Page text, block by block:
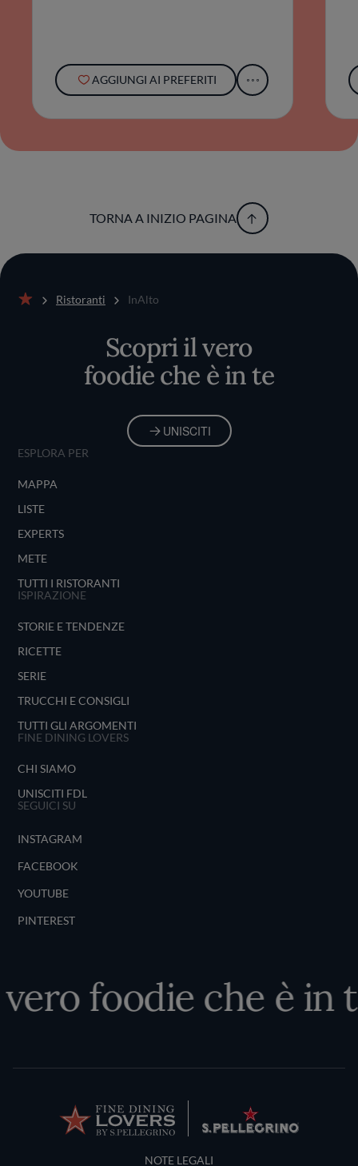
AGGIUNGI AI PREFERITI
TORNA A INIZIO PAGINA
Ristoranti InAlto
Scopri il vero
foodie che è in te
UNISCITI
ESPLORA PER
MAPPA
LISTE
EXPERTS
METE
TUTTI I RISTORANTI
ISPIRAZIONE
STORIE E TENDENZE
RICETTE
SERIE
TRUCCHI E CONSIGLI
TUTTI GLI ARGOMENTI
FINE DINING LOVERS
CHI SIAMO
UNISCITI FDL
SEGUICI SU
INSTAGRAM
FACEBOOK
YOUTUBE
PINTEREST
foodie che è in
Terms and Conditions
NOTE LEGALI